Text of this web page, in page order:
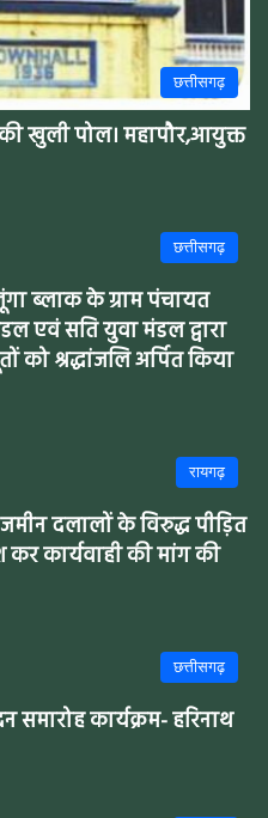
छत्तीसगढ़
खुली पोल। महापौर,आयुक्त
छत्तीसगढ़
ब्लाक के ग्राम पंचायत
एवं सति युवा मंडल द्वारा
श्रद्धांजलि अर्पित किया
रायगढ़
दलालों के विरुद्ध पीड़ित
कार्यवाही की मांग की
छत्तीसगढ़
समारोह कार्यक्रम- हरिनाथ